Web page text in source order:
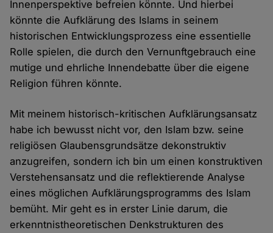
Innenperspektive befreien könnte. Und hierbei
könnte die Aufklärung des Islams in seinem
historischen Entwicklungsprozess eine essentielle
Rolle spielen, die durch den Vernunftgebrauch eine
mutige und ehrliche Innendebatte über die eigene
Religion führen könnte.
Mit meinem historisch-kritischen Aufklärungsansatz
habe ich bewusst nicht vor, den Islam bzw. seine
religiösen Glaubensgrundsätze dekonstruktiv
anzugreifen, sondern ich bin um einen konstruktiven
Verstehensansatz und die reflektierende Analyse
eines möglichen Aufklärungsprogramms des Islam
bemüht. Mir geht es in erster Linie darum, die
erkenntnistheoretischen Denkstrukturen des